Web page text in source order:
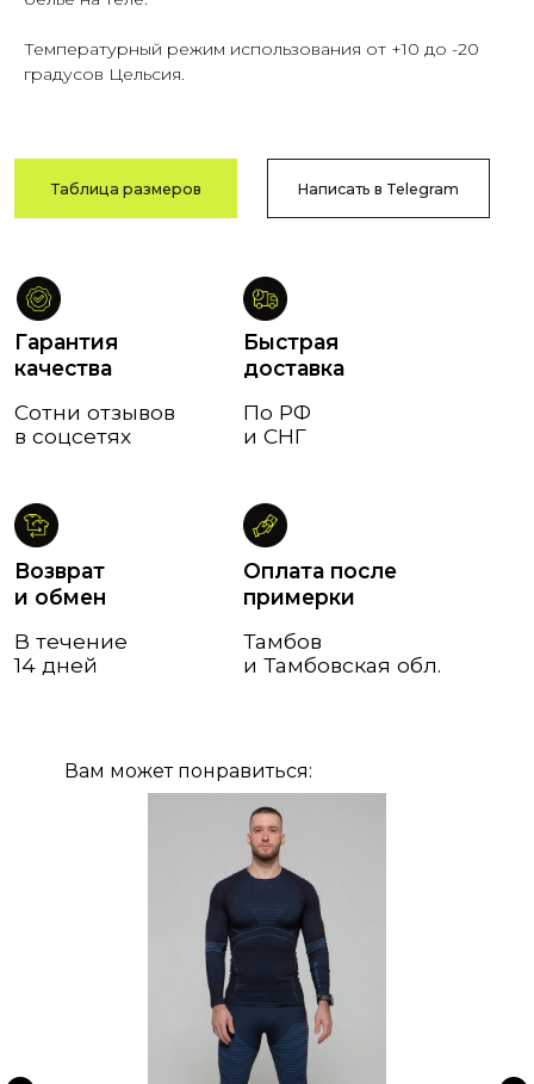
Температурный режим использования от +10 до -20
градусов Цельсия.
Возврат
и обмен
Оплата после
Вам может понравиться: